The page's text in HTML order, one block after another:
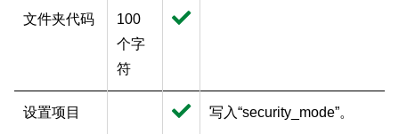
文件夹代码
100
个字
符
设置项目 写入“security_mode”。